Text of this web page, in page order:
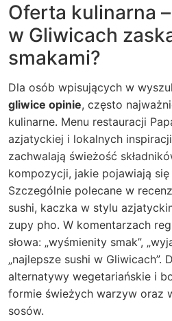
Oferta kulinarna
w Gliwicach
smakami?
Dla osób wpisujących w
gliwice opinie, często
kulinarne. Menu restauracji
azjatyckiej i lokalnych
zachwalają świeżość
kompozycji, jakie pojawiają się
Szczególnie polecane w
sushi, kaczka w stylu
zupy pho. W komentarzach
słowa: „wyśmienity smak”,
„najlepsze sushi w Gliwicach”.
alternatywy wegetariańskie i
formie świeżych warzyw oraz
sosów.